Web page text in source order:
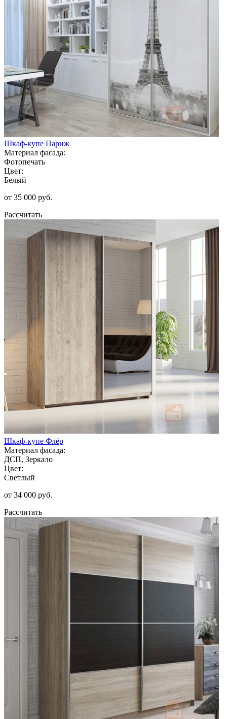
Шкаф-купе Париж
Материал фасада:
Фотопечать
Цвет:
Белый
от 35 000 руб.
Рассчитать
Шкаф-купе Флёр
Материал фасада:
ДСП, Зеркало
Цвет:
Светлый
от 34 000 руб.
Рассчитать